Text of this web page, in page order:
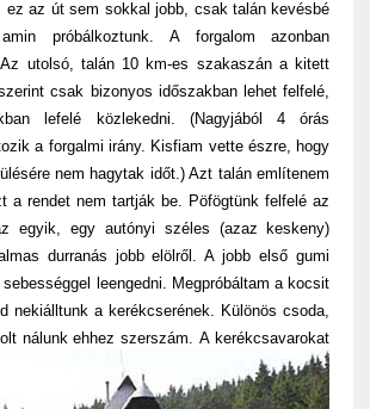
ez az út sem sokkal jobb, csak talán kevésbé
próbálkoztunk. A forgalom azonban
utolsó, talán 10 km-es szakaszán a kitett
csak bizonyos időszakban lehet felfelé,
lefelé közlekedni. (Nagyjából 4 órás
a forgalmi irány. Kisfiam vette észre, hogy
nem hagytak időt.) Azt talán említenem
a rendet nem tartják be. Pöfögtünk felfelé az
egyik, egy autónyi széles (azaz keskeny)
durranás jobb elölről. A jobb első gumi
leengedni. Megpróbáltam a kocsit
nekiálltunk a kerékcserének. Különös csoda,
nálunk ehhez szerszám.A kerékcsavarokat